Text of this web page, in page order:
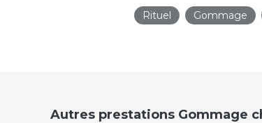
Rituel Gommage
Autres prestations Gommage